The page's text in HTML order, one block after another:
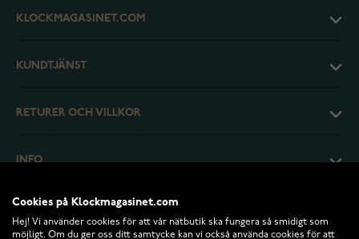
KLOCKMAGASINET.COM
KUNDTJÄNST
RETURER OCH VILLKOR
INFO
Cookies på Klockmagasinet.com
Hej! Vi använder cookies för att vår nätbutik ska fungera så smidigt som
möjligt. Om du ger oss ditt samtycke kan vi också använda cookies för att